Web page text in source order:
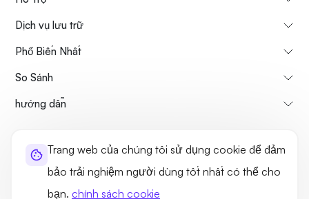
Trang web của chúng tôi sử dụng cookie để đảm
bảo trải nghiệm người dùng tốt nhất có thể cho
bạn. chính sách cookie
Dịch vụ lưu trữ
Phổ Biến Nhất
So Sánh
hướng dẫn
Thông tin về chúng tôiChính sách hủy & hoàn tiền
Điều khoản sử dụng
Sơ đồ trang web